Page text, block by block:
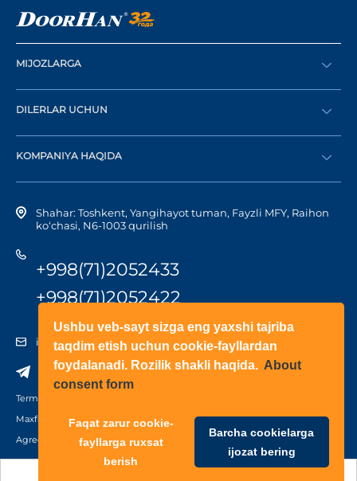
Ushbu veb-sayt sizga eng yaxshi tajriba
taqdim etish uchun cookie-fayllardan
foydalanadi. Rozilik shakli haqida. About
consent form
Faqat zarur cookie-
fayllarga ruxsat
berish
Barcha cookielarga
ijozat bering
MIJOZLARGA
Buyurtma berish
DILERLAR UCHUN
Diler bo‘lish
Shaxsiy kabinetga kirish
KOMPANIYA HAQIDA
Kompaniya tarixi
Shahar: Toshkent, Yangihayot tuman, Fayzli MFY, Raihon
ko‘chasi, N6-1003 qurilish
+998(71)2052433
+998(71)2052422
info@doorhan.uz
Terms of use
Maxfiylik siyosati
Agreement on the processing of personal data